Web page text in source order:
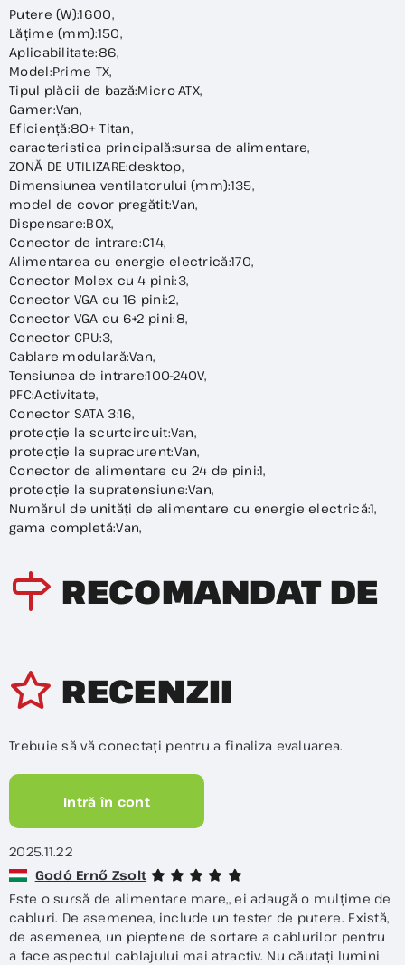
Putere (W):1600,
Lățime (mm):150,
Aplicabilitate:86,
Model:Prime TX,
Tipul plăcii de bază:Micro-ATX,
Gamer:Van,
Eficiență:80+ Titan,
caracteristica principală:sursa de alimentare,
ZONĂ DE UTILIZARE:desktop,
Dimensiunea ventilatorului (mm):135,
model de covor pregătit:Van,
Dispensare:BOX,
Conector de intrare:C14,
Alimentarea cu energie electrică:170,
Conector Molex cu 4 pini:3,
Conector VGA cu 16 pini:2,
Conector VGA cu 6+2 pini:8,
Conector CPU:3,
Cablare modulară:Van,
Tensiunea de intrare:100-240V,
PFC:Activitate,
Conector SATA 3:16,
protecție la scurtcircuit:Van,
protecție la supracurent:Van,
Conector de alimentare cu 24 de pini:1,
protecție la supratensiune:Van,
Numărul de unități de alimentare cu energie electrică:1,
gama completă:Van,
RECOMANDAT DE
RECENZII
Trebuie să vă conectați pentru a finaliza evaluarea.
Intră în cont
2025.11.22
Godó Ernő Zsolt
Este o sursă de alimentare mare,, ei adaugă o mulțime de
cabluri. De asemenea, include un tester de putere. Există,
de asemenea, un pieptene de sortare a cablurilor pentru
a face aspectul cablajului mai atractiv. Nu căutați lumini